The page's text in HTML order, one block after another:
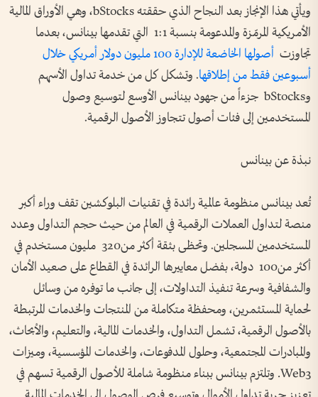
ويأتي هذا الإنجاز بعد النجاح الذي حققته bStocks، وهي الأوراق المالية
الأمريكية المرمّزة والمدعومة بنسبة 1:1 التي تقدمها بينانس، بعدما
تجاوزت
أصولها الخاضعة للإدارة 100 مليون دولار أمريكي خلال
أسبوعين فقط من إطلاقها. وتشكل كل من خدمة تداول الأسهم
وbStocks جزءاً من جهود بينانس الأوسع لتوسيع وصول
المستخدمين إلى فئات أصول تتجاوز الأصول الرقمية.
نبذة عن بينانس
تُعد بينانس منظومة عالمية رائدة في تقنيات البلوكشين تقف وراء أكبر
منصة لتداول العملات الرقمية في العالم من حيث حجم التداول وعدد
المستخدمين المسجلين. وتحظى بثقة أكثر من320 مليون مستخدم في
أكثر من100 دولة، بفضل معاييرها الرائدة في القطاع على صعيد الأمان
والشفافية وسرعة تنفيذ التداولات، إلى جانب ما توفره من وسائل
لحماية المستثمرين، ومحفظة متكاملة من المنتجات والخدمات المرتبطة
بالأصول الرقمية، تشمل التداول، والخدمات المالية، والتعليم، والأبحاث،
والمبادرات المجتمعية، وحلول المدفوعات، والخدمات المؤسسية، وميزات
Web3. وتلتزم بينانس ببناء منظومة شاملة للأصول الرقمية تسهم في